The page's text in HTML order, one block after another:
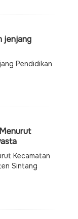
jenjang
Pendidikan
Kecamatan
Sintang